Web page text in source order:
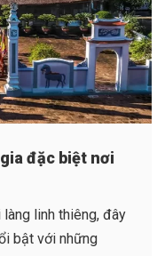
đặc biệt nơi
linh thiêng, đây
bật với những